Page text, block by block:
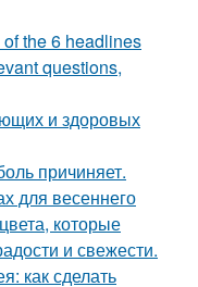
the 6 headlines
questions,
и здоровых
причиняет.
для весеннего
которые
и свежести.
как сделать